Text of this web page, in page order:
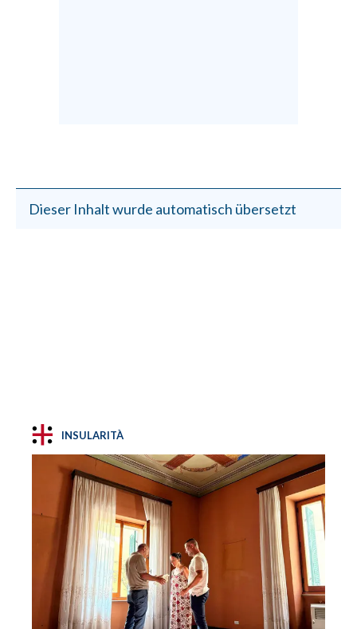
Dieser Inhalt wurde automatisch übersetzt
INSULARITÀ